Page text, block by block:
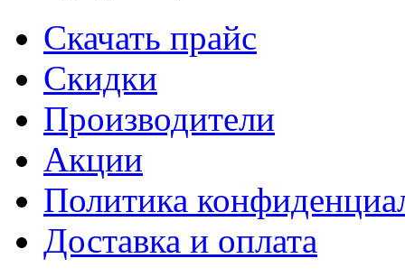
Cкачать прайс
Скидки
Производители
Акции
Политика
Доставка и оплата